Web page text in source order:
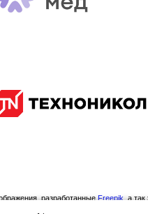
разработанныеFreepik, а